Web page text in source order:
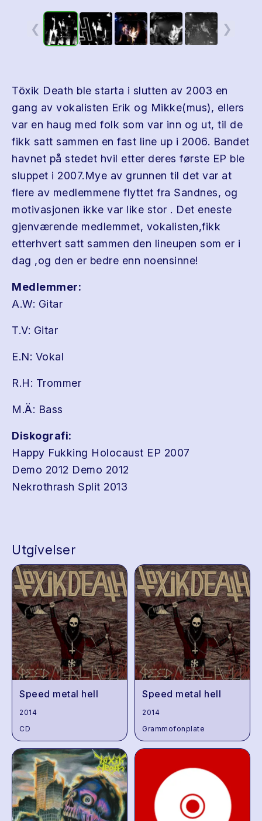
❮ ❯
Töxik Death ble starta i slutten av 2003 en
gang av vokalisten Erik og Mikke(mus), ellers
var en haug med folk som var inn og ut, til de
fikk satt sammen en fast line up i 2006. Bandet
havnet på stedet hvil etter deres første EP ble
sluppet i 2007.Mye av grunnen til det var at
flere av medlemmene flyttet fra Sandnes, og
motivasjonen ikke var like stor . Det eneste
gjenværende medlemmet, vokalisten,fikk
etterhvert satt sammen den lineupen som er i
dag ,og den er bedre enn noensinne!
Medlemmer:
A.W: Gitar
T.V: Gitar
E.N: Vokal
R.H: Trommer
M.Ä: Bass
Diskografi:
Happy Fukking Holocaust EP 2007
Demo 2012 Demo 2012
Nekrothrash Split 2013
Utgivelser
Speed metal hell
2014
CD
Speed metal hell
2014
Grammofonplate